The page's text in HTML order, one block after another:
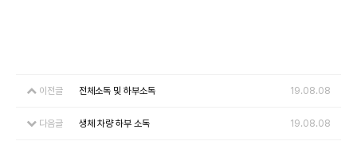
이전글 전체소독 및 하부소독 19.08.08
다음글 생체 차량 하부 소독 19.08.08